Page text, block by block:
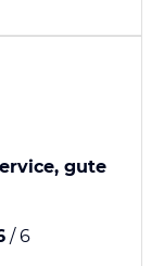
gute
/ 6